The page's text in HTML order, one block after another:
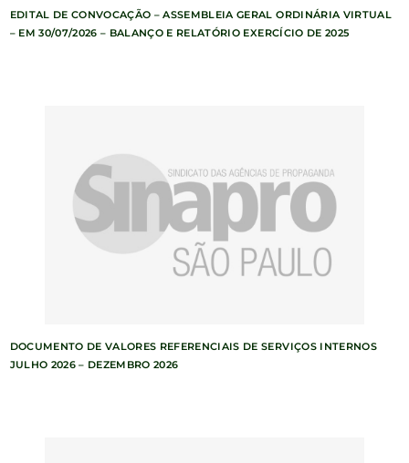
EDITAL DE CONVOCAÇÃO – ASSEMBLEIA GERAL ORDINÁRIA VIRTUAL
– EM 30/07/2026 – BALANÇO E RELATÓRIO EXERCÍCIO DE 2025
DOCUMENTO DE VALORES REFERENCIAIS DE SERVIÇOS INTERNOS
JULHO 2026 – DEZEMBRO 2026